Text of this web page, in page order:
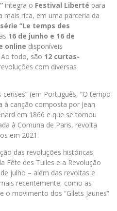
integra o Festival Liberté para
rica, em uma parceria da
“Le temps des
16 de junho e 16 de
online disponíveis
Ao todo, são 12 curtas-
com diversas
(em Português, “O tempo
à canção composta por Jean
em 1866 e que se tornou
à Comuna de Paris, revolta
em 2021.
das revoluções históricas
Fête des Tuiles e a Revolução
julho – além das revoltas e
recentemente, como as
o movimento dos “Gilets Jaunes”